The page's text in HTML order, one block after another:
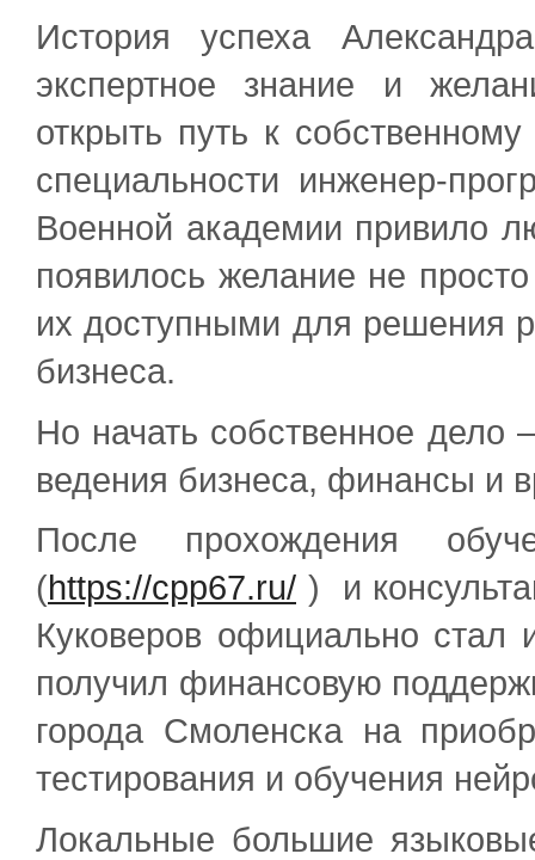
История успеха
экспертное знание и
открыть путь к
специальности инженер-
Военной академии привило
появилось желание не
их доступными для решения
бизнеса.
Но начать собственное дело
ведения бизнеса, финансы и
После прохождения
(https://cpp67.ru/ ) и
Куковеров официально стал
получил финансовую
города Смоленска на
тестирования и обучения
Локальные большие